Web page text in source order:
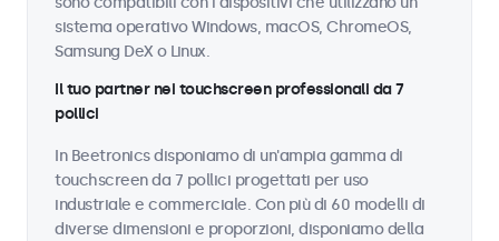
sistema operativo Windows, macOS, ChromeOS,
Samsung DeX o Linux.
Il tuo partner nei touchscreen professionali da 7
pollici
In Beetronics disponiamo di un'ampia gamma di
touchscreen da 7 pollici progettati per uso
industriale e commerciale. Con più di 60 modelli di
diverse dimensioni e proporzioni, disponiamo della